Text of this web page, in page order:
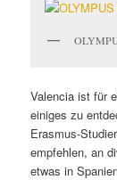
Valencia ist für
einiges zu
Erasmus-
empfehlen, an
etwas in